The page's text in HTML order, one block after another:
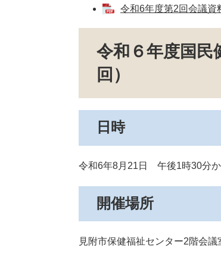
令和6年度第2回会議資
令和６年度国民
回）
日時
令和6年8月21日 午後1時30分
開催場所
見附市保健福祉センター2階会議